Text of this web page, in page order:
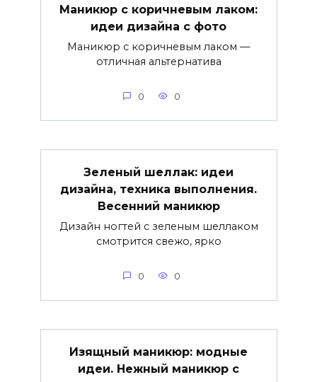
Маникюр с коричневым лаком:
идеи дизайна с фото
Маникюр с коричневым лаком —
отличная альтернатива
0 0
Зеленый шеллак: идеи
дизайна, техника выполнения.
Весенний маникюр
Дизайн ногтей с зеленым шеллаком
смотрится свежо, ярко
0 0
Изящный маникюр: модные
идеи. Нежный маникюр с